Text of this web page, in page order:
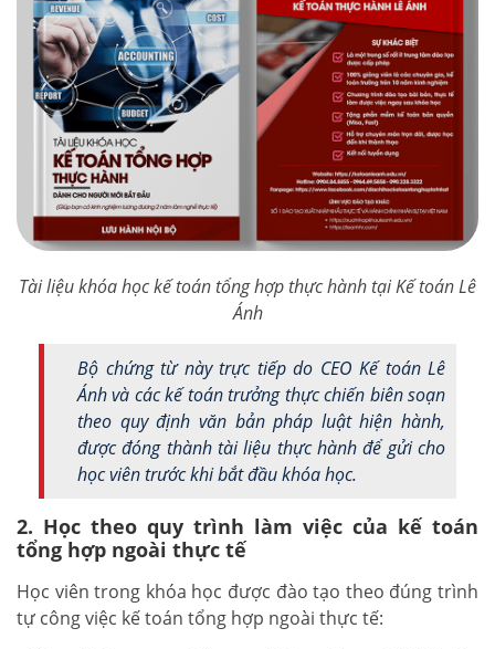
Tài liệu khóa học kế toán tổng hợp thực hành tại Kế toán Lê
Ánh
Bộ chứng từ này trực tiếp do CEO Kế toán Lê
Ánh và các kế toán trưởng thực chiến biên soạn
theo quy định văn bản pháp luật hiện hành,
được đóng thành tài liệu thực hành để gửi cho
học viên trước khi bắt đầu khóa học.
2. Học theo quy trình làm việc của kế toán
tổng hợp ngoài thực tế
Học viên trong khóa học được đào tạo theo đúng trình
tự công việc kế toán tổng hợp ngoài thực tế: